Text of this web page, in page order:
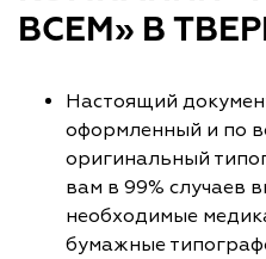
ВСЕМ» В
Настоящий
оформленный и по
оригинальный
вам в 99% случаев
необходимые
бумажные